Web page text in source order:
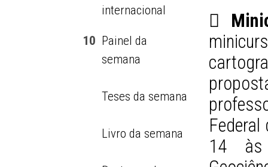
internacional
10 Painel da
semana
Teses da semana
Livro da semana

Federal
14